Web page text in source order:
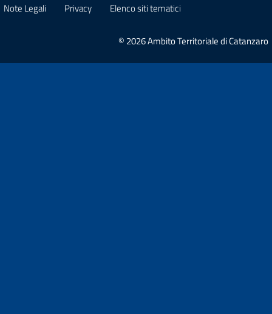
Note Legali Privacy Elenco siti tematici
© 2026 Ambito Territoriale di Catanzaro